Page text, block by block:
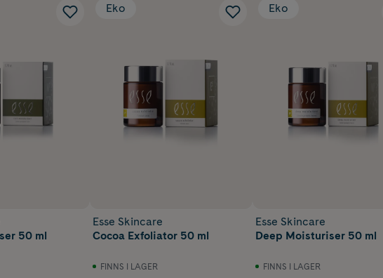
Rich Moisturiser 50 ml
Eko
Esse Skincare
Cocoa Exfoliator 50 ml
FINNS I LAGER
Eko
Esse Skincare
Deep Moisturiser 50 ml
FINNS I LAGER